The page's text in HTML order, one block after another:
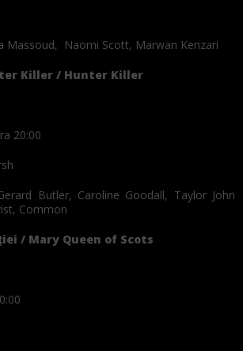
Massoud, Naomi Scott, Marwan Kenzari
Killer / Hunter Killer
20:00
Butler, Caroline Goodall, Taylor John
Common
/ Mary Queen of Scots